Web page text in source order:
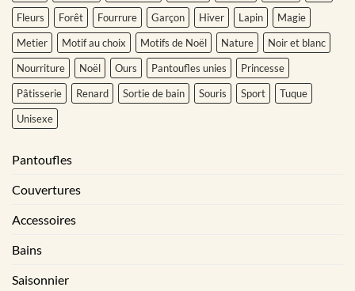
Fleurs
Forêt Fourrure Garçon Hiver Lapin
Magie
Metier
Motif au choix Motifs de Noël Nature
Noir et blanc
Nourriture
Noël Ours Pantoufles unies
Princesse
Pâtisserie
Renard Sortie de bain Souris Sport
Tuque
Unisexe
Pantoufles
Couvertures
Accessoires
Bains
Saisonnier